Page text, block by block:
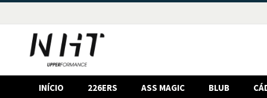
INÍCIO 226ERS ASS MAGIC BLUB